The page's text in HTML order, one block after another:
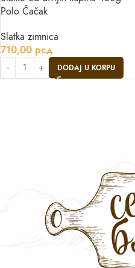
Polo Čačak
Slatka zimnica
710,00 рсд
DODAJ U KORPU